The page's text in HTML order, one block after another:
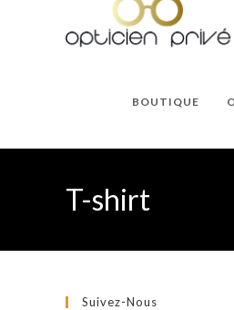
BOUTIQUE
T-shirt
Suivez-Nous